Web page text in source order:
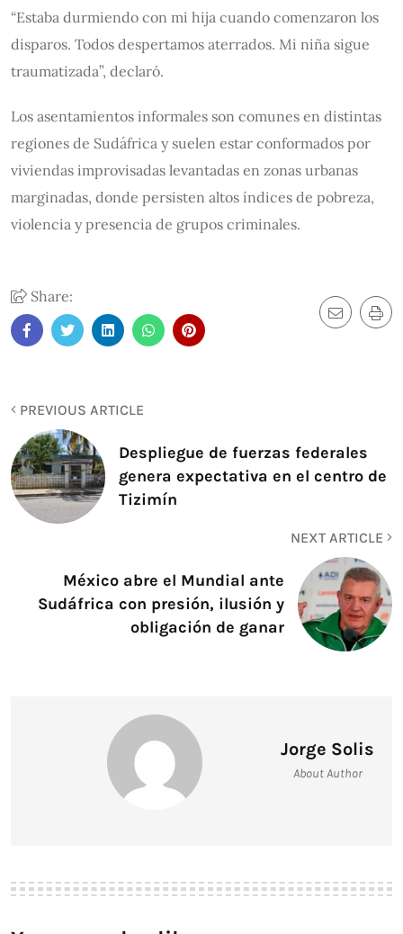
“Estaba durmiendo con mi hija cuando comenzaron los
disparos. Todos despertamos aterrados. Mi niña sigue
traumatizada”, declaró.
Los asentamientos informales son comunes en distintas
regiones de Sudáfrica y suelen estar conformados por
viviendas improvisadas levantadas en zonas urbanas
marginadas, donde persisten altos índices de pobreza,
violencia y presencia de grupos criminales.
Share:
PREVIOUS ARTICLE
Despliegue de fuerzas federales
genera expectativa en el centro de
Tizimín
NEXT ARTICLE
México abre el Mundial ante
Sudáfrica con presión, ilusión y
obligación de ganar
Jorge Solis
About Author